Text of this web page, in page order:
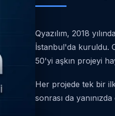
Qyazılım, 2018
İstanbul'da kuruldu.
50'yi aşkın projeyi
Her projede tek bir
sonrası da